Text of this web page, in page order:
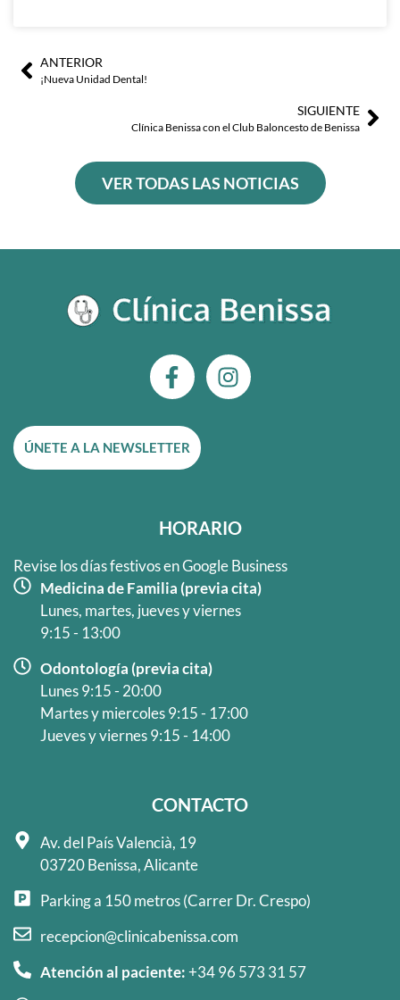
AntANTERIOR
¡Nueva Unidad Dental!
SIGUIENTE
Clínica Benissa con el Club Baloncesto de Benissa
VER TODAS LAS NOTICIAS
F
a
e
b
o
k
-
f
I
n
a
m
ÚNETE A LA NEWSLETTER
HORARIO
Revise los días festivos en Google Business
Medicina de Familia (previa cita)
Lunes, martes, jueves y viernes
9:15 - 13:00
Odontología (previa cita)
Lunes 9:15 - 20:00
Martes y miercoles 9:15 - 17:00
Jueves y viernes 9:15 - 14:00
CONTACTO
Av. del País Valencià, 19
03720 Benissa, Alicante
Parking a 150 metros (Carrer Dr. Crespo)
recepcion@clinicabenissa.com
Atención al paciente:+34 96 573 31 57